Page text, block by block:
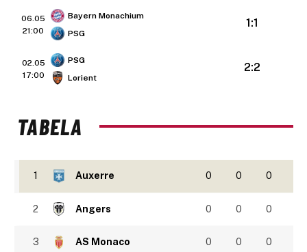
06.05
21:00
Bayern Monachium
PSG
1:1
02.05
17:00
PSG
Lorient
2:2
TABELA
1 Auxerre 0 0 0
2 Angers 0 0 0
3 AS Monaco 0 0 0